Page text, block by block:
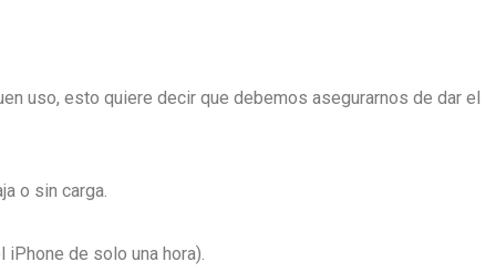
uso, esto quiere decir que debemos asegurarnos de dar el
o sin carga.
de solo una hora).